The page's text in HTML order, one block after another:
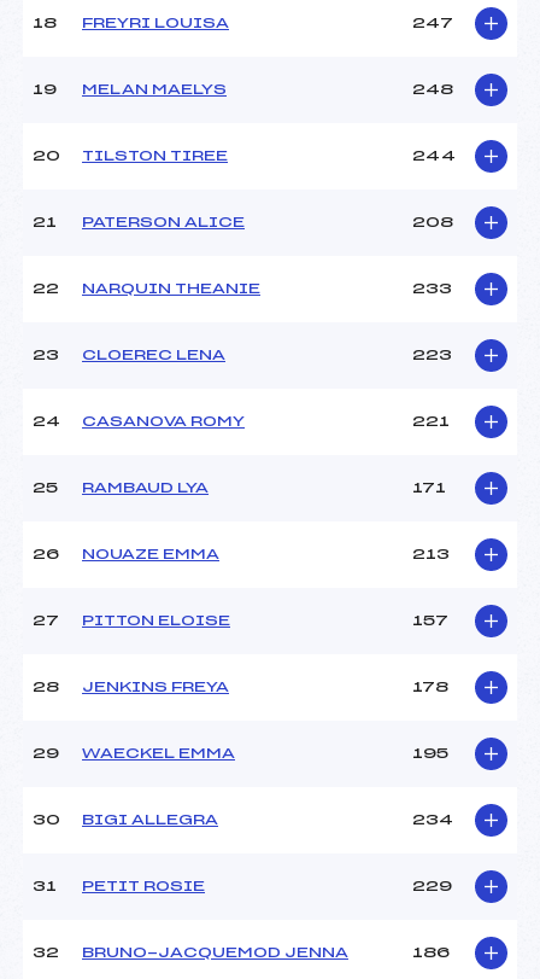
18 FREYRI LOUISA 247
19 MELAN MAELYS 248
20 TILSTON TIREE 244
21 PATERSON ALICE 208
22 NARQUIN THEANIE 233
23 CLOEREC LENA 223
24 CASANOVA ROMY 221
25 RAMBAUD LYA 171
26 NOUAZE EMMA 213
27 PITTON ELOISE 157
28 JENKINS FREYA 178
29 WAECKEL EMMA 195
30 BIGI ALLEGRA 234
31 PETIT ROSIE 229
32 BRUNO-JACQUEMOD JENNA 186